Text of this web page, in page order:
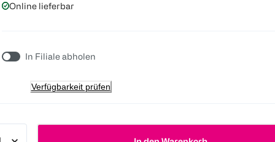
Online lieferbar
In Filiale abholen
Verfügbarkeit prüfen